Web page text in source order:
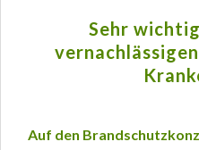
Sehr
Auf den